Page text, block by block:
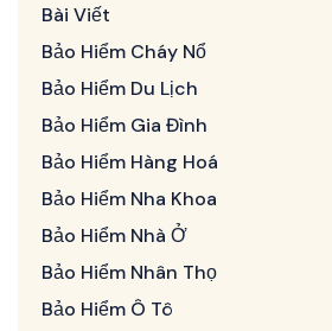
Bài Viết
Bảo Hiểm Cháy Nổ
Bảo Hiểm Du Lịch
Bảo Hiểm Gia Đình
Bảo Hiểm Hàng Hoá
Bảo Hiểm Nha Khoa
Bảo Hiểm Nhà Ở
Bảo Hiểm Nhân Thọ
Bảo Hiểm Ô Tô